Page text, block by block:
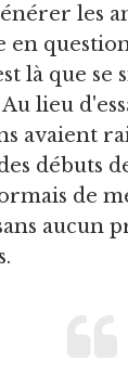
les
en
là que se
lieu
avaient
débuts
de
aucun